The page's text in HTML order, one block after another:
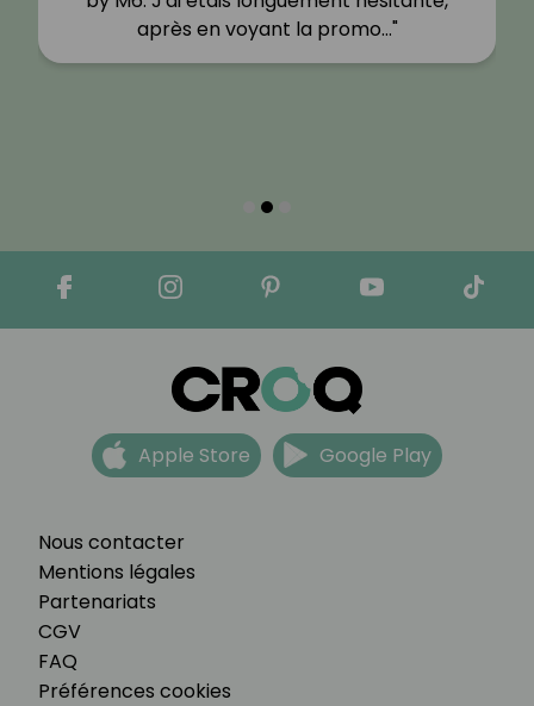
après en voyant la promo…"
Nous contacter
Mentions légales
Partenariats
CGV
FAQ
Préférences cookies
Apple Store Google Play